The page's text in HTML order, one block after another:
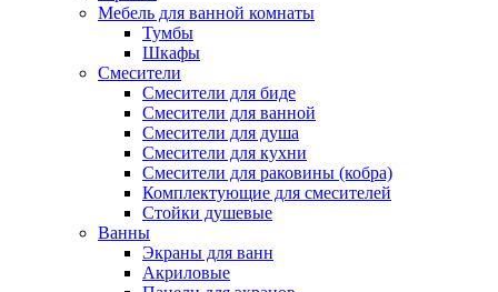
Мебель для ванной комнаты
Тумбы
Шкафы
Смесители
Смесители для биде
Смесители для ванной
Смесители для душа
Смесители для кухни
Смесители для раковины (кобра)
Комплектующие для смесителей
Стойки душевые
Ванны
Экраны для ванн
Акриловые